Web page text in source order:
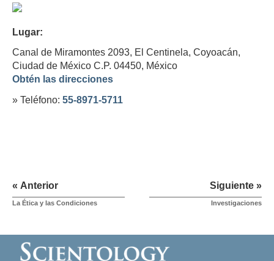
Lugar:
Canal de Miramontes 2093, El Centinela, Coyoacán,
Ciudad de México C.P. 04450, México
Obtén las direcciones
» Teléfono: 55-8971-5711
« Anterior
La Ética y las Condiciones
Siguiente »
Investigaciones